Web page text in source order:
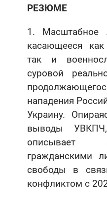
РЕЗЮМЕ
1. Масштабное
касающееся
так и
суровой
нападения
Украину.
выводы
описывает
гражданскими
свободы в
конфликтом с